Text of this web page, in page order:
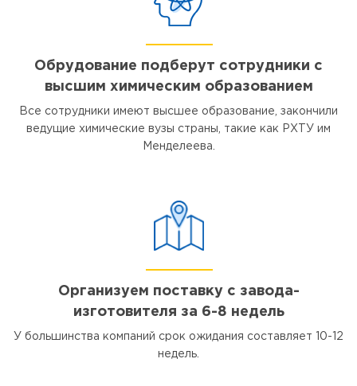
Обрудование подберут сотрудники с
высшим химическим образованием
Все сотрудники имеют высшее образование, закончили
ведущие химические вузы страны, такие как РХТУ им
Менделеева.
Организуем поставку с завода-
изготовителя за 6-8 недель
У большинства компаний срок ожидания составляет 10-12
недель.